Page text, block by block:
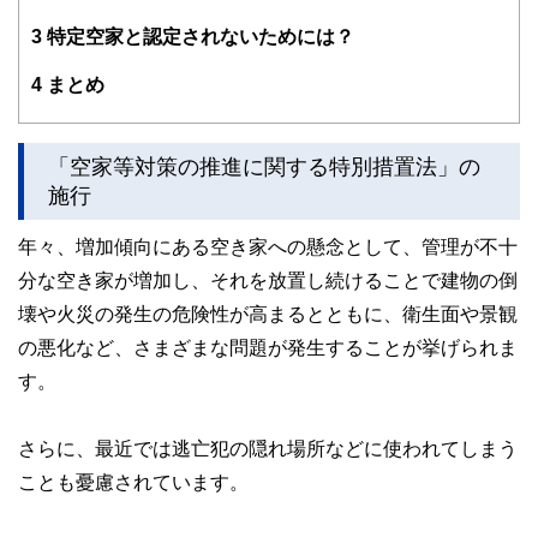
3 特定空家と認定されないためには？
4 まとめ
「空家等対策の推進に関する特別措置法」の
施行
年々、増加傾向にある空き家への懸念として、管理が不十
分な空き家が増加し、それを放置し続けることで建物の倒
壊や火災の発生の危険性が高まるとともに、衛生面や景観
の悪化など、さまざまな問題が発生することが挙げられま
す。
さらに、最近では逃亡犯の隠れ場所などに使われてしまう
ことも憂慮されています。